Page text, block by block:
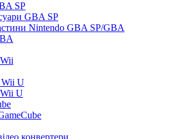
SP
GBA SP
Nintendo GBA SP/GBA
Wii U
U
конвертери.